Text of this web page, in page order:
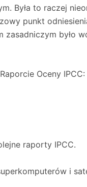
Była to raczej
punkt
zasadniczym było
Oceny IPCC:
raporty IPCC.
i